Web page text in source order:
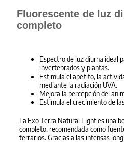
Fluorescente de luz
completo
Espectro de luz diurna ideal
invertebrados y plantas.
Estimula el apetito, la
mediante la radiación UVA.
Mejora la percepción del
Estimula el crecimiento de
La Exo Terra Natural Light es una
completo, recomendada como
terrarios. Gracias a las intensas